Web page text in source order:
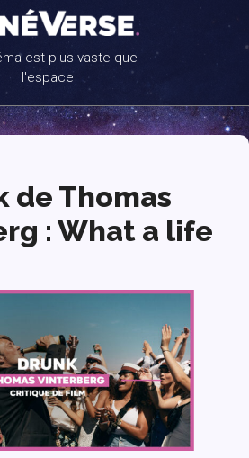
est plus vaste que
l'espace
de Thomas
: What a life